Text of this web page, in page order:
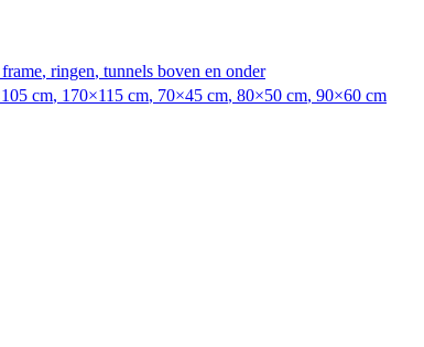
, ringen, tunnels boven en onder
cm, 170×115 cm, 70×45 cm, 80×50 cm, 90×60 cm